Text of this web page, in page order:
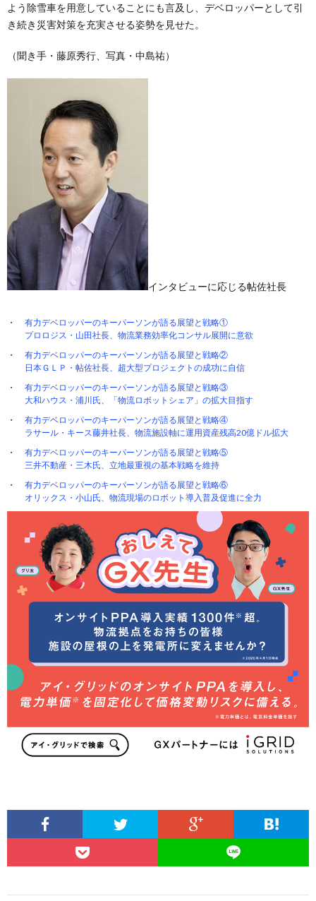
よう除雪車を用意していることにも言及し、デベロッパーとして引
き続き災害対策を充実させる姿勢を見せた。
（聞き手・藤原秀行、写真・中島祐）
インタビューに応じる帖佐社長
有力デベロッパーのキーパーソンが語る展望と戦略①
プロロジス・山田社長、物流業務効率化コンサル展開に意欲
有力デベロッパーのキーパーソンが語る展望と戦略②
日本ＧＬＰ・帖佐社長、超大型プロジェクトの成功に自信
有力デベロッパーのキーパーソンが語る展望と戦略③
大和ハウス・浦川氏、「物流ロボットシェア」の拡大目指す
有力デベロッパーのキーパーソンが語る展望と戦略④
ラサール・キース藤井社長、物流施設軸に運用資産残高20億ドル拡大
有力デベロッパーのキーパーソンが語る展望と戦略⑤
三井不動産・三木氏、立地最重視の基本戦略を維持
有力デベロッパーのキーパーソンが語る展望と戦略⑥
オリックス・小山氏、物流現場のロボット導入普及促進に全力